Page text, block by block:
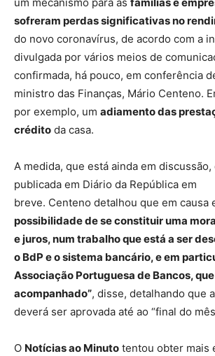
um mecanismo para as famílias e
sofreram perdas significativas no
do novo coronavírus, de acordo com a
divulgada por vários meios de
confirmada, há pouco, em conferência
ministro das Finanças, Mário Centeno.
por exemplo, um adiamento das
crédito da casa.
A medida, que está ainda em
publicada em Diário da República em
breve. Centeno detalhou que em causa
possibilidade de se constituir uma
e juros, num trabalho que está a ser
o BdP e o sistema bancário, e em
Associação Portuguesa de Bancos,
acompanhado”, disse, detalhando que
deverá ser aprovada até ao “final do
O Notícias ao Minuto tentou obter mais